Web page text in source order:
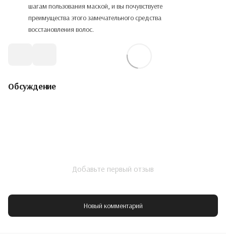
шагам пользования маской, и вы почувствуете
преимущества этого замечательного средства
восстановления волос.
Обсуждение
Добавьте первый отзыв
Новый комментарий